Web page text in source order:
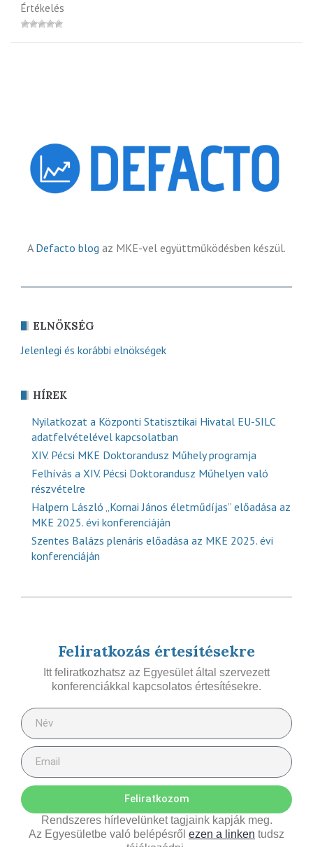
Értékelés
A Defacto blog az MKE-vel együttműködésben készül.
ELNÖKSÉG
Jelenlegi és korábbi elnökségek
HÍREK
Nyilatkozat a Központi Statisztikai Hivatal EU-SILC
adatfelvételével kapcsolatban
XIV. Pécsi MKE Doktorandusz Műhely programja
Felhívás a XIV. Pécsi Doktorandusz Műhelyen való
részvételre
Halpern László „Kornai János életműdíjas” előadása az
MKE 2025. évi konferenciáján
Szentes Balázs plenáris előadása az MKE 2025. évi
konferenciáján
Feliratkozás értesítésekre
Itt feliratkozhatsz az Egyesület által szervezett
konferenciákkal kapcsolatos értesítésekre.
Feliratkozom
Rendszeres hírlevelünket tagjaink kapják meg.
Az Egyesületbe való belépésről ezen a linken tudsz